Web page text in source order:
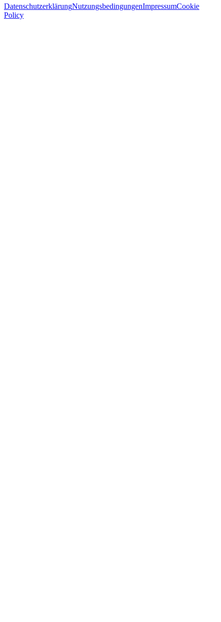
DatenschutzerklärungNutzungsbedingungenImpressumCookie
Policy